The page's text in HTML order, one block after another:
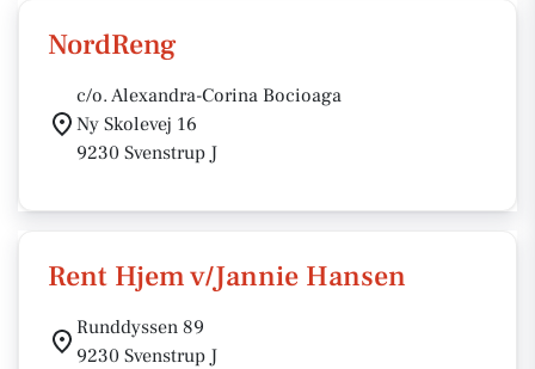
NordReng
c/o. Alexandra-Corina Bocioaga
Ny Skolevej 16
9230 Svenstrup J
Rent Hjem v/Jannie Hansen
Runddyssen 89
9230 Svenstrup J